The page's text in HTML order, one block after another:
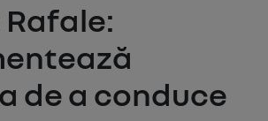
de a conduce